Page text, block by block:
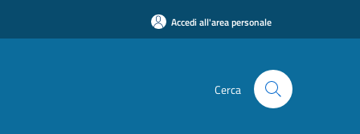
Accedi all'area personale
Cerca